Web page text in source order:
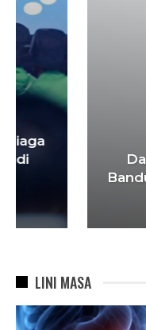
Dadang
Bandung
LINI MASA